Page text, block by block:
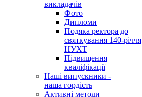
викладачів
Фото
Дипломи
Подяка ректора до
святкування 140-річчя
НУХТ
Підвищення
кваліфікації
Наші випускники -
наша гордість
Активні методи